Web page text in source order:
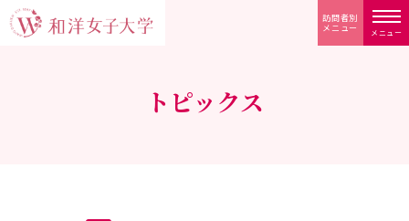
メニュー
訪問者別
メニュー
トピックス